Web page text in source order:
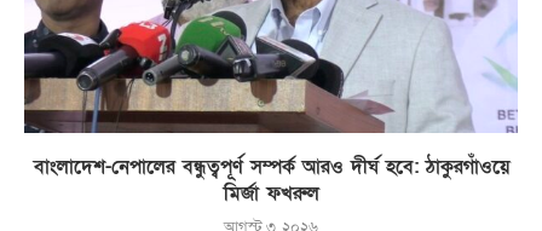
বাংলাদেশ-নেপালের বন্ধুত্বপূর্ণ সম্পর্ক আরও দীর্ঘ হবে: ঠাকুরগাঁওয়ে
মির্জা ফখরুল